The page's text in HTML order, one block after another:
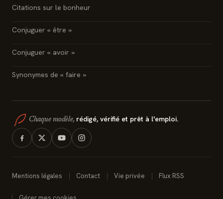
Citations sur le bonheur
Conjuguer « être »
Conjuguer « avoir »
Synonymes de « faire »
Chaque modèle, rédigé, vérifié et prêt à l'emploi.
Mentions légales Contact Vie privée Flux RSS